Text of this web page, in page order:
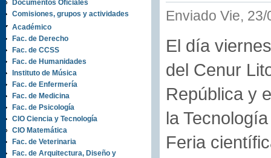
Documentos Oficiales
Comisiones, grupos y actividades
Académico
Fac. de Derecho
Fac. de CCSS
Fac. de Humanidades
Instituto de Música
Fac. de Enfermería
Fac. de Medicina
Fac. de Psicología
CIO Ciencia y Tecnología
CIO Matemática
Fac. de Veterinaria
Fac. de Arquitectura, Diseño y
Enviado Vie,
El día
del Cenur
República y
la
Feria